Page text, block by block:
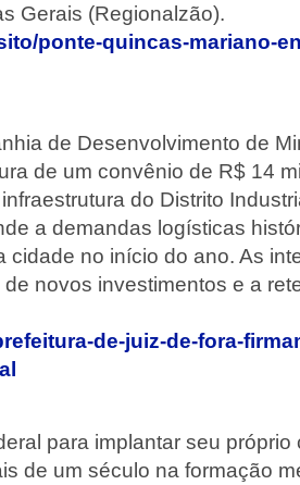
Gerais (Regionalzão).
ponte-quincas-mariano-
de Desenvolvimento de
de um convênio de R$ 14
do Distrito
a demandas logísticas
no início do ano. As
novos investimentos e a
de-juiz-de-fora-
para implantar seu próprio
de um século na formação